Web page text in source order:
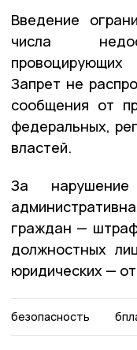
Введение
числа
Запрет не
сообщения от
федеральных,
властей.
За нарушение
граждан —
должностных
юридических —
безопасность